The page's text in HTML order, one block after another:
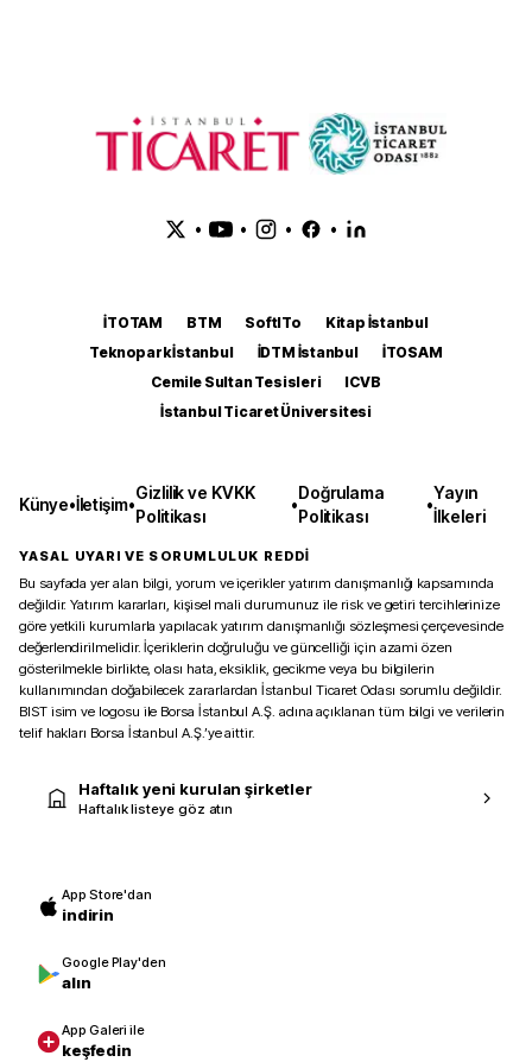
• • • •
İTOTAM BTM SoftITo
Kitap İstanbul
Teknopark İstanbul
İDTM İstanbul
İTOSAM
Cemile Sultan Tesisleri
ICVB
İstanbul Ticaret Üniversitesi
Künye•İletişim•
Gizlilik ve KVKK
Politikası
•
Doğrulama
Politikası
•
Yayın
İlkeleri
YASAL UYARI VE SORUMLULUK REDDİ
Bu sayfada yer alan bilgi, yorum ve içerikler yatırım danışmanlığı kapsamında
değildir. Yatırım kararları, kişisel mali durumunuz ile risk ve getiri tercihlerinize
göre yetkili kurumlarla yapılacak yatırım danışmanlığı sözleşmesi çerçevesinde
değerlendirilmelidir. İçeriklerin doğruluğu ve güncelliği için azami özen
gösterilmekle birlikte, olası hata, eksiklik, gecikme veya bu bilgilerin
kullanımından doğabilecek zararlardan İstanbul Ticaret Odası sorumlu değildir.
BIST isim ve logosu ile Borsa İstanbul A.Ş. adına açıklanan tüm bilgi ve verilerin
telif hakları Borsa İstanbul A.Ş.’ye aittir.
Haftalık yeni kurulan şirketler
Haftalık listeye göz atın
App Store'dan
indirin
Google Play'den
alın
App Galeri ile
keşfedin